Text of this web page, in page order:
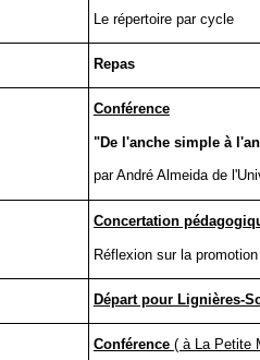
Le répertoire par cycle
Repas
Conférence
"De l'anche simple à
par André Almeida de
Concertation
Réflexion sur la
Départ pour Lignières-
Conférence ( à La Petite